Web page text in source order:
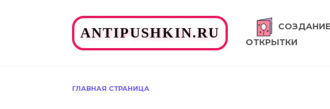
ANTIPUSHKIN.RU
СОЗДАНИЕ
ОТКРЫТКИ
ГЛАВНАЯ СТРАНИЦА